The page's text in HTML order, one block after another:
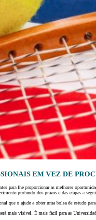
EM VEZ DE
para lhe proporcionar as melhores
profundo dos prazos e das etapas a
que o ajude a obter uma bolsa de estudo
mais visível. É mais fácil para as